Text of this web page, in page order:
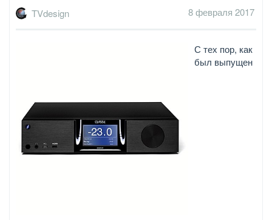
TVdesign 8 февраля 2017
С тех пор, как
был выпущен